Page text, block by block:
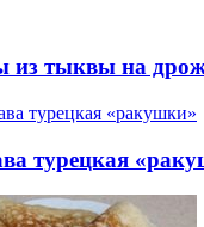
из тыквы на
турецкая